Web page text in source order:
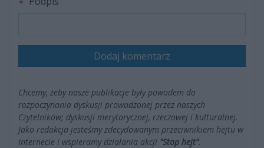
Dodaj komentarz
Chcemy, żeby nasze publikacje były powodem do
rozpoczynania dyskusji prowadzonej przez naszych
Czytelników; dyskusji merytorycznej, rzeczowej i kulturalnej.
Jako redakcja jesteśmy zdecydowanym przeciwnikiem hejtu w
Internecie i wspieramy działania akcji "Stop hejt".